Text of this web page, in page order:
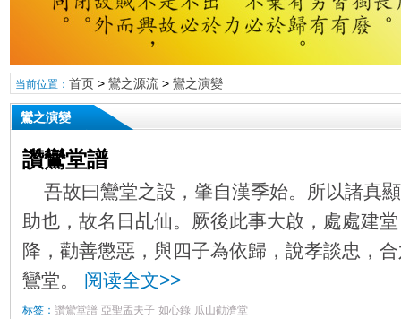
当前位置： 首页> 鸞之源流> 鸞之演變
鸞之演變
讚鸞堂譜
吾故曰鸞堂之設，肇自漢季始。所以諸真
助也，故名日乩仙。厥後此事大啟，處處建
降，勸善懲惡，與四子為依歸，說孝談忠，
鸞堂。 阅读全文>>
标签： 讚鸞堂譜 亞聖孟夫子 如心錄 瓜山勸濟堂